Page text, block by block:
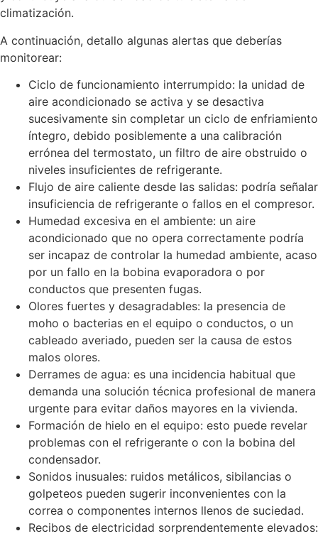
climatización.
A continuación, detallo algunas alertas que deberías
monitorear:
Ciclo de funcionamiento interrumpido: la unidad de
aire acondicionado se activa y se desactiva
sucesivamente sin completar un ciclo de enfriamiento
íntegro, debido posiblemente a una calibración
errónea del termostato, un filtro de aire obstruido o
niveles insuficientes de refrigerante.
Flujo de aire caliente desde las salidas: podría señalar
insuficiencia de refrigerante o fallos en el compresor.
Humedad excesiva en el ambiente: un aire
acondicionado que no opera correctamente podría
ser incapaz de controlar la humedad ambiente, acaso
por un fallo en la bobina evaporadora o por
conductos que presenten fugas.
Olores fuertes y desagradables: la presencia de
moho o bacterias en el equipo o conductos, o un
cableado averiado, pueden ser la causa de estos
malos olores.
Derrames de agua: es una incidencia habitual que
demanda una solución técnica profesional de manera
urgente para evitar daños mayores en la vivienda.
Formación de hielo en el equipo: esto puede revelar
problemas con el refrigerante o con la bobina del
condensador.
Sonidos inusuales: ruidos metálicos, sibilancias o
golpeteos pueden sugerir inconvenientes con la
correa o componentes internos llenos de suciedad.
Recibos de electricidad sorprendentemente elevados: